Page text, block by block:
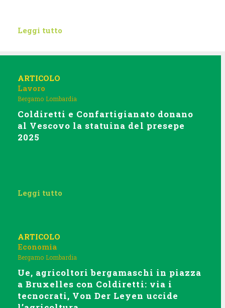
Leggi tutto
ARTICOLO
Lavoro
Bergamo Lombardia
Coldiretti e Confartigianato donano
al Vescovo la statuina del presepe
2025
Leggi tutto
ARTICOLO
Economia
Bergamo Lombardia
Ue, agricoltori bergamaschi in piazza
a Bruxelles con Coldiretti: via i
tecnocrati, Von Der Leyen uccide